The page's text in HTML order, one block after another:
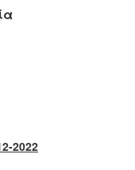
2022